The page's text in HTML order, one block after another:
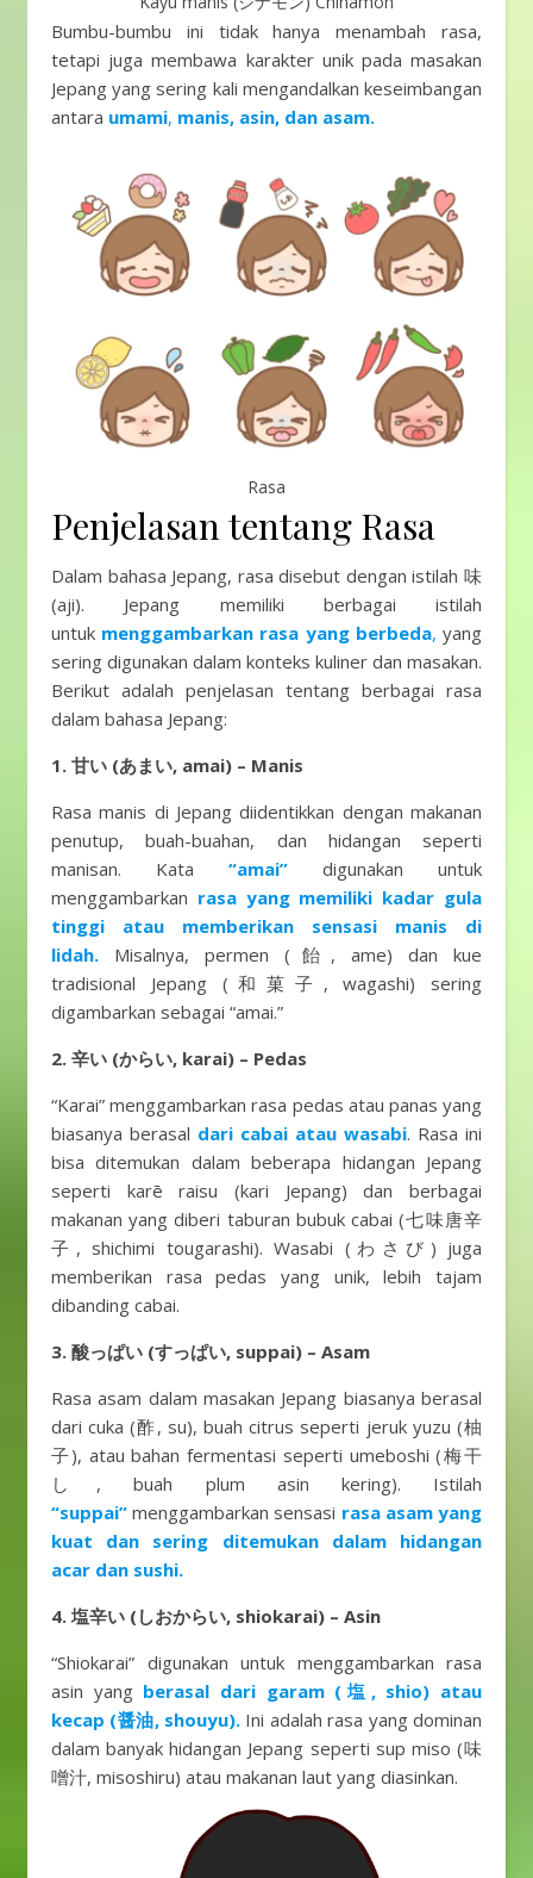
Bumbu-bumbu ini tidak hanya menambah rasa,
tetapi juga membawa karakter unik pada masakan
Jepang yang sering kali mengandalkan keseimbangan
antara umami, manis, asin, dan asam.
Rasa
Penjelasan tentang Rasa
Dalam bahasa Jepang, rasa disebut dengan istilah 味
(aji). Jepang memiliki berbagai istilah
untuk menggambarkan rasa yang berbeda,yang
sering digunakan dalam konteks kuliner dan masakan.
Berikut adalah penjelasan tentang berbagai rasa
dalam bahasa Jepang:
1. 甘い (あまい, amai) – Manis
Rasa manis di Jepang diidentikkan dengan makanan
penutup, buah-buahan, dan hidangan seperti
manisan. Kata
“amai” digunakan untuk
menggambarkan rasa yang memiliki kadar gula
tinggi atau memberikan sensasi manis di
lidah. Misalnya, permen (飴, ame) dan kue
tradisional Jepang (和菓子, wagashi) sering
digambarkan sebagai “amai.”
2. 辛い (からい, karai) – Pedas
“Karai” menggambarkan rasa pedas atau panas yang
biasanya berasal dari cabai atau wasabi. Rasa ini
bisa ditemukan dalam beberapa hidangan Jepang
seperti karē raisu (kari Jepang) dan berbagai
makanan yang diberi taburan bubuk cabai (七味唐辛
子, shichimi tougarashi). Wasabi (わさび) juga
memberikan rasa pedas yang unik, lebih tajam
dibanding cabai.
3. 酸っぱい (すっぱい, suppai) – Asam
Rasa asam dalam masakan Jepang biasanya berasal
dari cuka (酢, su), buah citrus seperti jeruk yuzu (柚
子), atau bahan fermentasi seperti umeboshi (梅干
し, buah plum asin kering). Istilah
“suppai” menggambarkan sensasi rasa asam yang
kuat dan sering ditemukan dalam hidangan
acar dan sushi.
4. 塩辛い (しおからい, shiokarai) – Asin
“Shiokarai” digunakan untuk menggambarkan rasa
asin yang berasal dari garam (塩, shio) atau
kecap (醤油, shouyu). Ini adalah rasa yang dominan
dalam banyak hidangan Jepang seperti sup miso (味
噌汁, misoshiru) atau makanan laut yang diasinkan.